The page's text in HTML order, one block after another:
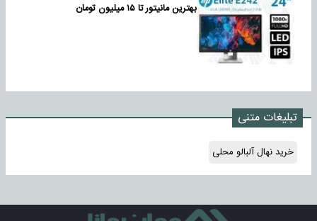
بهترین مانیتور تا ۱۵ میلیون تومان
تبلیغات متنی
خرید نهال آلبالو محلی